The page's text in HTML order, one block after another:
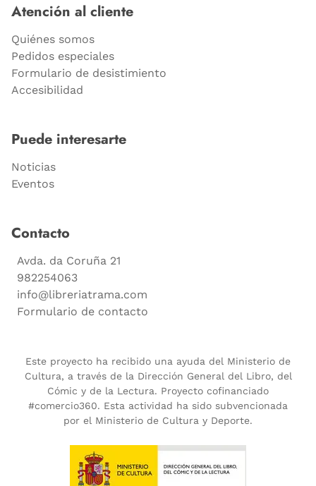
Atención al cliente
Quiénes somos
Pedidos especiales
Formulario de desistimiento
Accesibilidad
Puede interesarte
Noticias
Eventos
Contacto
Avda. da Coruña 21
982254063
info@libreriatrama.com
Formulario de contacto
Este proyecto ha recibido una ayuda del Ministerio de
Cultura, a través de la Dirección General del Libro, del
Cómic y de la Lectura. Proyecto cofinanciado
#comercio360. Esta actividad ha sido subvencionada
por el Ministerio de Cultura y Deporte.